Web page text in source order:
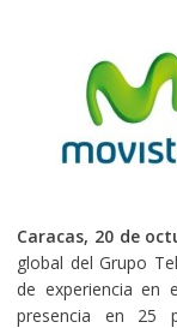
Caracas, 20 de
global del Grupo
de experiencia en
presencia en 25